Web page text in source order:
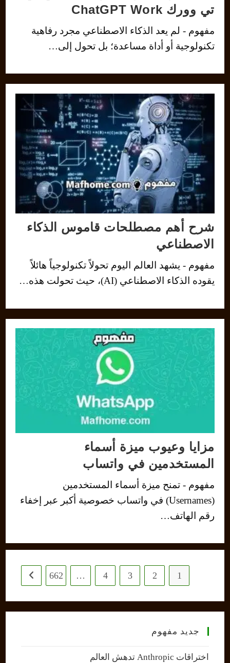
تي وورك ChatGPT Work
مفهوم - لم يعد الذكاء الاصطناعي مجرد رفاهية
تكنولوجية أو أداة مساعدة؛ بل تحول إلى…
شرح أهم مصطلحات قاموس الذكاء
الاصطناعي
مفهوم - يشهد العالم اليوم تحولاً تكنولوجياً هائلاً
يقوده الذكاء الاصطناعي (AI)، حيث تحولت هذه…
مزايا وعيوب ميزة أسماء
المستخدمين في واتساب
مفهوم - تمنح ميزة أسماء المستخدمين
(Usernames) في واتساب خصوصية أكبر عبر إخفاء
رقم الهاتف…
1
2
3
4
…
662
page
جديد مفهوم
اختراقات Anthropic تدهش العالم